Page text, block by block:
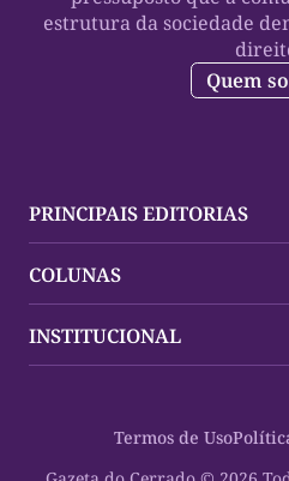
estrutura da sociedade
Quem
PRINCIPAIS EDITORIAS
Palmas
Mundo
Oportunidades
Cultura
COLUNAS
Policial
Planeta Vivo
Espaço Cidadania
INSTITUCIONAL
Termos de Uso